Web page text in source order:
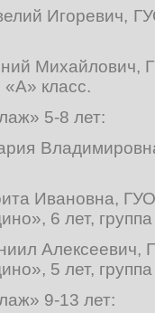
Игоревич,
Михайлович,
класс.
5-8 лет:
Ивановна,
6 лет,
Алексеевич,
5 лет,
9-13 лет: